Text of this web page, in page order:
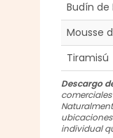
Budín de
Mousse
Tiramisú
Descargo
individual